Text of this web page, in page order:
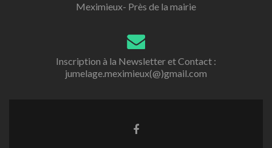
Meximieux- Près de la mairie
Inscription à la Newsletter et Contact :
jumelage.meximieux(@)gmail.com
Lien